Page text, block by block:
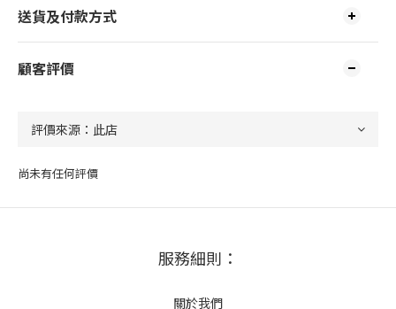
送貨及付款方式
顧客評價
尚未有任何評價
服務細則：
關於我們